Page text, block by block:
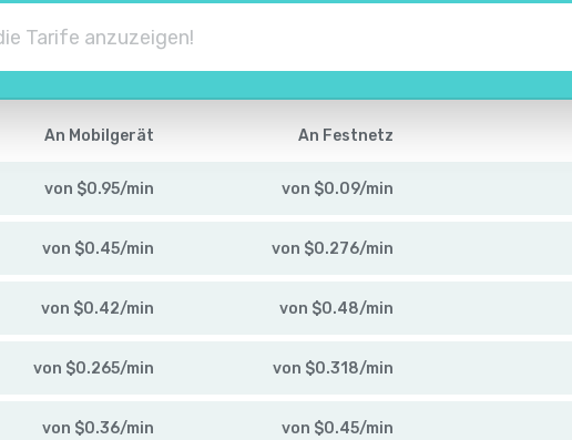
An Mobilgerät An Festnetz
von $0.95/min von $0.09/min
von $0.45/min von $0.276/min
von $0.42/min von $0.48/min
von $0.265/min von $0.318/min
von $0.36/min von $0.45/min